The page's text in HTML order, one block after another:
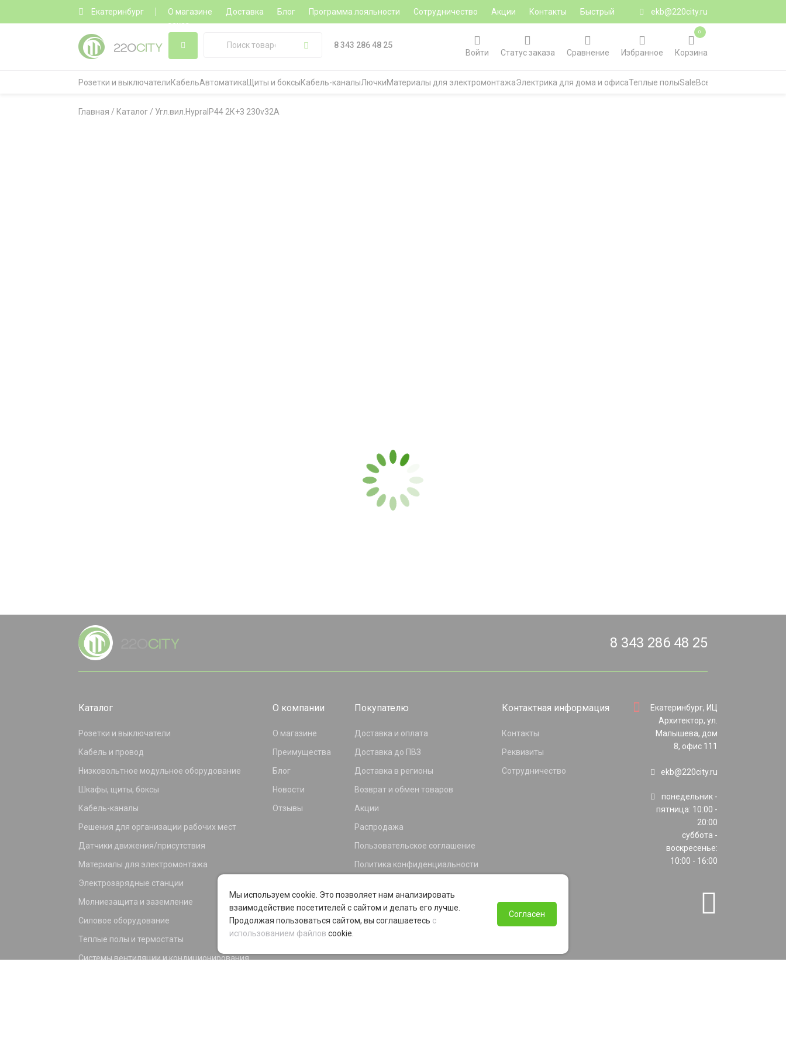
Екатеринбург О магазине Доставка Блог Программа лояльности Сотрудничество Акции Контакты
Быстрый
заказ
ekb@220city.ru
8 343 286 48 25
Войти
Статус заказа Сравнение Избранное Корзина
0
Розетки и выключателиКабельАвтоматика Щиты и боксыКабель-каналыЛючкиМатериалы для электромонтажаЭлектрика для дома и офисаТеплые полыSaleВсе категории
Главная / Каталог / Угл.вил.HypraIP44 2К+З 230v32A
8 343 286 48 25
Каталог
Розетки и выключатели
Кабель и провод
Низковольтное модульное оборудование
Шкафы, щиты, боксы
Кабель-каналы
Решения для организации рабочих мест
Датчики движения/присутствия
Материалы для электромонтажа
Электрозарядные станции
Молниезащита и заземление
Силовое оборудование
Теплые полы и термостаты
Системы вентиляции и кондиционирования
О компании
О магазине
Преимущества
Блог
Новости
Отзывы
Покупателю
Доставка и оплата
Доставка до ПВЗ
Доставка в регионы
Возврат и обмен товаров
Акции
Распродажа
Пользовательское соглашение
Политика конфиденциальности
Программа лояльности
Контактная информация
Контакты
Реквизиты
Сотрудничество
Екатеринбург, ИЦ
Архитектор, ул.
Малышева, дом
8, офис 111
ekb@220city.ru
понедельник -
пятница: 10:00 -
20:00
суббота -
воскресенье:
10:00 - 16:00
Мы используем cookie. Это позволяет нам анализировать
взаимодействие посетителей с сайтом и делать его лучше.
Продолжая пользоваться сайтом, вы соглашаетесь с
использованием файлов cookie.
Согласен